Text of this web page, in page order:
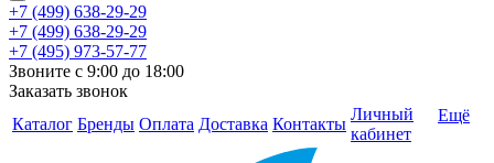
+7 (499) 638-29-29
+7 (499) 638-29-29
+7 (495) 973-57-77
Звоните с 9:00 до 18:00
Заказать звонок
Каталог Бренды Оплата Доставка Контакты
Личный
кабинет
Ещё